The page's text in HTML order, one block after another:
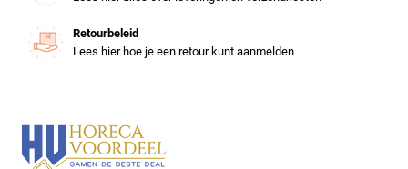
Retourbeleid
Lees hier hoe je een retour kunt aanmelden